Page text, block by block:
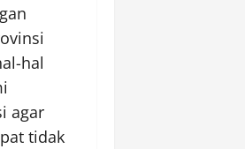
hal
agar
tidak